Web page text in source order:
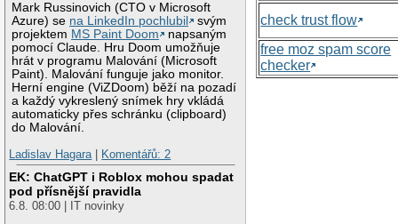
Mark Russinovich (CTO v Microsoft
Azure) se na LinkedIn pochlubil
svým
projektem MS Paint Doom
napsaným
pomocí Claude. Hru Doom umožňuje
hrát v programu Malování (Microsoft
Paint). Malování funguje jako monitor.
Herní engine (ViZDoom) běží na pozadí
a každý vykreslený snímek hry vkládá
automaticky přes schránku (clipboard)
do Malování.
Ladislav Hagara
Komentářů: 2
EK: ChatGPT i Roblox mohou spadat
pod přísnější pravidla
6.8. 08:00 | IT novinky
check trust flow
free moz spam score
checker